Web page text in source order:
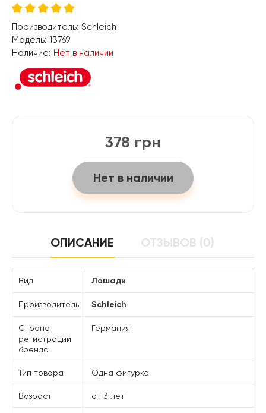
Производитель: Schleich
Модель: 13769
Наличие: Нет в наличии
378 грн
Нет в наличии
ОПИСАНИЕ ОТЗЫВОВ (0)
Вид Лошади
Производитель Schleich
Страна
регистрации
бренда
Германия
Тип товара Одна фигурка
Возраст от 3 лет